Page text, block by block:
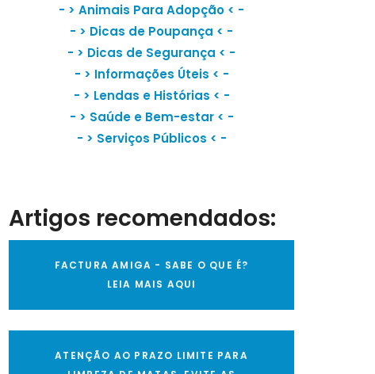
- > Animais Para Adopção < -
- > Dicas de Poupança < -
- > Dicas de Segurança < -
- > Informações Úteis < -
- > Lendas e Histórias < -
- > Saúde e Bem-estar< -
- > Serviços Públicos < -
Artigos recomendados:
FACTURA AMIGA - SABE O QUE É?
LEIA MAIS AQUI
ATENÇÃO AO PRAZO LIMITE PARA